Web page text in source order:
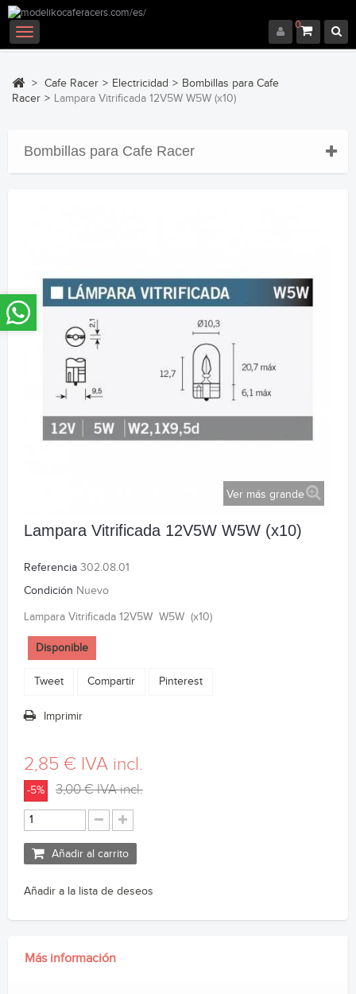
0
Navegación
Toggle
> Cafe Racer > Electricidad > Bombillas para Cafe
Racer > Lampara Vitrificada 12V5W W5W (x10)
Bombillas para Cafe Racer
Ver más grande
Lampara Vitrificada 12V5W W5W (x10)
Referencia 302.08.01
Condición Nuevo
Lampara Vitrificada 12V5W W5W (x10)
Disponible
Tweet Compartir Pinterest
Imprimir
2,85 € IVA incl.
-5% 3,00 €IVA incl.
Añadir al carrito
Añadir a la lista de deseos
Más información